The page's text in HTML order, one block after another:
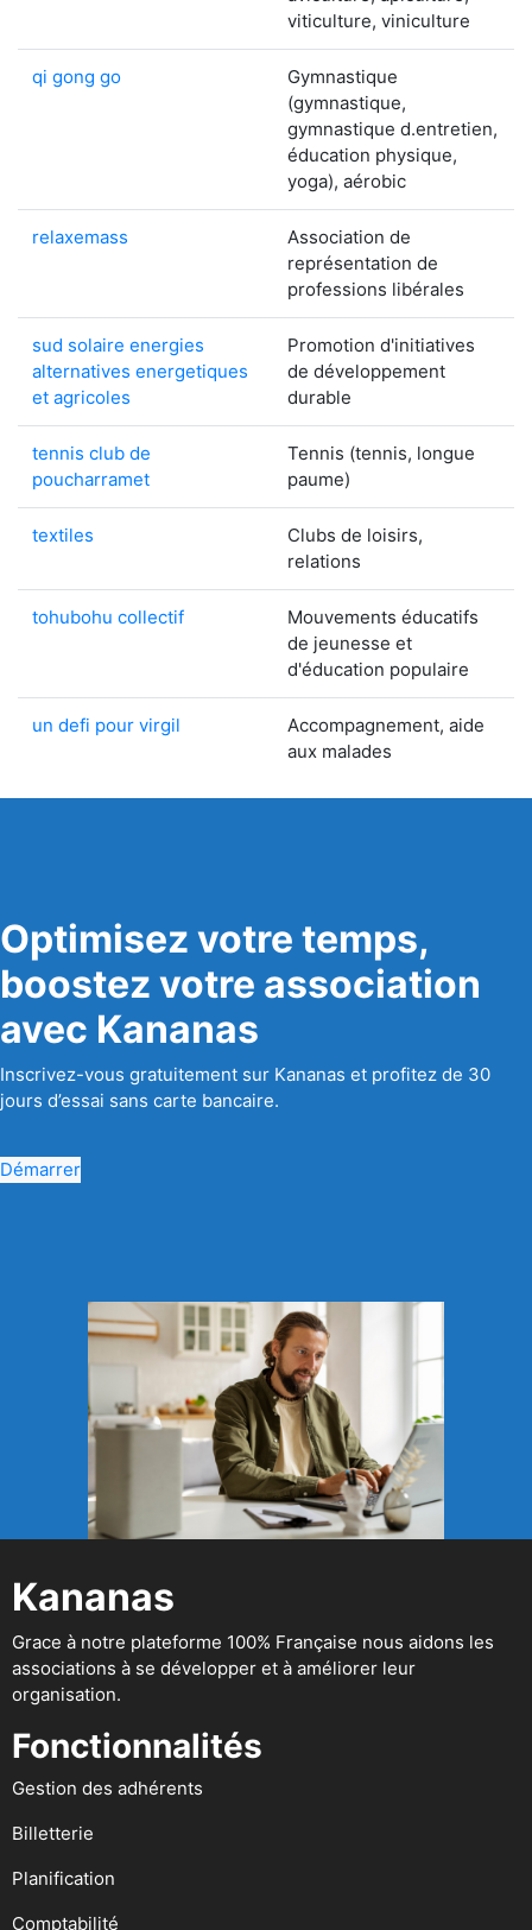
viticulture, viniculture
qi gong go
Gymnastique
(gymnastique,
gymnastique d.entretien,
éducation physique,
yoga), aérobic
relaxemass
Association de
représentation de
professions libérales
sud solaire energies
alternatives energetiques
et agricoles
Promotion d'initiatives
de développement
durable
tennis club de
poucharramet
Tennis (tennis, longue
paume)
textiles
Clubs de loisirs,
relations
tohubohu collectif
Mouvements éducatifs
de jeunesse et
d'éducation populaire
un defi pour virgil
Accompagnement, aide
aux malades
Optimisez votre temps,
boostez votre association
avec Kananas
Inscrivez-vous gratuitement sur Kananas et profitez de 30
jours d’essai sans carte bancaire.
Démarrer
Kananas
Grace à notre plateforme 100% Française nous aidons les
associations à se développer et à améliorer leur
organisation.
Fonctionnalités
Gestion des adhérents
Billetterie
Planification
Comptabilité